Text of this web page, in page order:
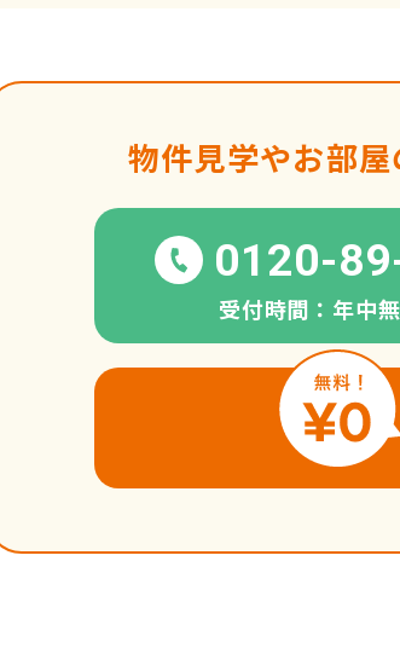
物件見学やお部
0120-
受付時間：年中